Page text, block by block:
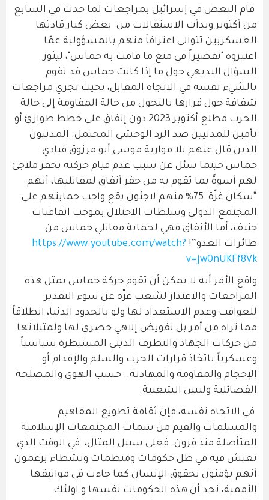
قام البعض في إسرائيل بمراجعات لما حدث في السابع
من أكتوبر وبدأت الاستقالات من بعض كبار قادتها
العسكريين تتوالى اعترافاً منهم بالمسؤولية عمّا
اعتبروه "تقصيراً في منع ما قامت به حماس"، ليثور
السؤال البديهي حول ما إذا كانت حماس قد تقوم
بالشيء نفسه في الاتجاه المقابل، بحيث تجري مراجعات
شفافة حول قرارها بالتحول من حالة المقاومة إلى حالة
الحرب مطلع أكتوبر 2023 دون إنفاق على خطط طوارئ أو
تأمين للمدنيين ضد الرد الوحشي المحتمل. المدنيون
الذين قال عنهم بلا مواربة موسى أبو مرزوق قيادي
حماس حينما سئل عن سبب عدم قيام حركته بحفر ملاجئ
لهم أسوةً بما تقوم به من حفر أنفاق لمقاتليها، أنهم
“سكان غزّة 75% منهم لاجئون يقع واجب حمايتهم على
المجتمع الدولي وسلطات الاحتلال بموجب اتفاقيات
جنيف، أما الأنفاق فهي لحماية مقاتلي حماس من
طائرات العدو”! https://www.youtube.com/watch?
v=jw0nUKFf8Vk
واقع الأمر أنه لا يمكن أن تقوم حركة حماس بمثل هذه
المراجعات والاعتذار لشعب غزّة عن سوء التقدير
للعواقب وعدم الاستعداد لها ولو بالحدود الدنيا، انطلاقاً
مما تراه من أمر بل تفويض إلاهي حصري لها ولمثيلاتها
من حركات الجهاد والتطرف الديني المسيطرة سياسياً
وعسكرياً باتخاذ قرارات الحرب والسلم والإقدام أو
الإحجام والمقاومة والمهادنة.. حسب الهوى والمصلحة
الفصائلية وليس الشعبية.
في الاتجاه نفسه، فإن ثقافة تطويع المفاهيم
والمسلمات والقيم من سمات المجتمعات الإسلامية
المتأصلة منذ قرون. فعلى سبيل المثال، في الوقت الذي
نعيش فيه في ظل حكومات ومنظمات ونشطاء يزعمون
أنهم يؤمنون بحقوق الإنسان كما جاءت في مواثيقها
الأممية، نجد أن هذه الحكومات نفسها و اولئك